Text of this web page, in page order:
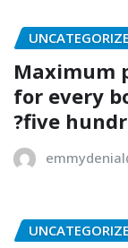
Maximum
for every
?five